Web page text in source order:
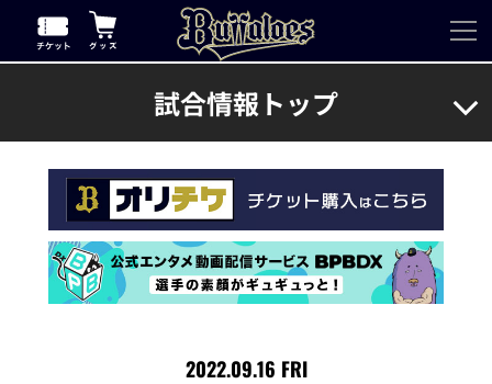
試合情報トップ
2022.09.16 FRI